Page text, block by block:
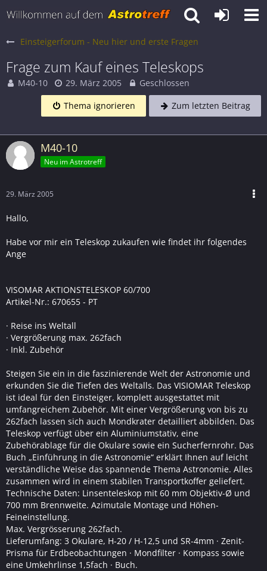
Einsteigerforum - Neu hier und erste Fragen
Frage zum Kauf eines Teleskops
M40-10 29. März 2005
Geschlossen
Thema ignorieren
Zum letzten Beitrag
M40-10
Neu im Astrotreff
29. März 2005
Hallo,
Habe vor mir ein Teleskop zukaufen wie findet ihr folgendes
Ange
VISOMAR AKTIONSTELESKOP 60/700
Artikel-Nr.: 670655 - PT
· Reise ins Weltall
· Vergrößerung max. 262fach
· Inkl. Zubehör
Steigen Sie ein in die faszinierende Welt der Astronomie und
erkunden Sie die Tiefen des Weltalls. Das VISIOMAR Teleskop
ist ideal für den Einsteiger, komplett ausgestattet mit
umfangreichem Zubehör. Mit einer Vergrößerung von bis zu
262fach lassen sich auch Mondkrater detailliert abbilden. Das
Teleskop verfügt über ein Aluminiumstativ, eine
Zubehörablage für die Okulare sowie ein Sucherfernrohr. Das
Buch „Einführung in die Astronomie“ erklärt Ihnen auf leicht
verständliche Weise das spannende Thema Astronomie. Alles
zusammen wird in einem stabilen Transportkoffer geliefert.
Technische Daten: Linsenteleskop mit 60 mm Objektiv-Ø und
700 mm Brennweite. Azimutale Montage und Höhen-
Feineinstellung.
Max. Vergrösserung 262fach.
Lieferumfang: 3 Okulare, H-20 / H-12,5 und SR-4mm · Zenit-
Prisma für Erdbeobachtungen · Mondfilter · Kompass sowie
eine Umkehrlinse 1,5fach · Buch.